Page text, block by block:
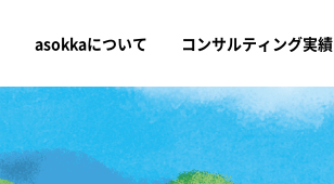
asokkaについて コンサルティング実績